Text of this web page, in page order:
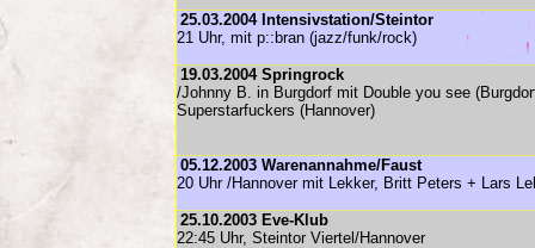
25.03.2004 Intensivstation/Steintor
21 Uhr, mit p::bran (jazz/funk/rock)
19.03.2004 Springrock
/Johnny B. in Burgdorf mit Double you see
Superstarfuckers (Hannover)
05.12.2003 Warenannahme/Faust
20 Uhr /Hannover mit Lekker, Britt Peters + Lars
25.10.2003 Eve-Klub
22:45 Uhr, Steintor Viertel/Hannover